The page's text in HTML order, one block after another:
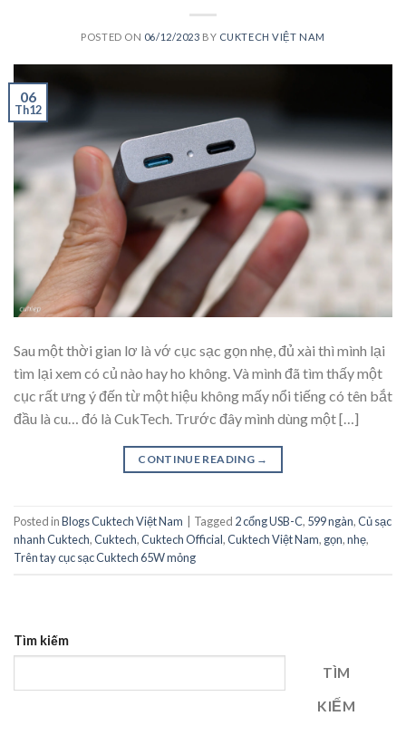
POSTED ON 06/12/2023 BY CUKTECH VIỆT NAM
06
Th12
Sau một thời gian lơ là vớ cục sạc gọn nhẹ, đủ xài thì mình lại
tìm lại xem có củ nào hay ho không. Và mình đã tìm thấy một
cục rất ưng ý đến từ một hiệu không mấy nổi tiếng có tên bắt
đầu là cu… đó là CukTech. Trước đây mình dùng một […]
CONTINUE READING →
Posted inBlogs Cuktech Việt Nam Tagged 2 cổng USB-C, 599 ngàn,Củ sạc
nhanh Cuktech,Cuktech,Cuktech Official,Cuktech Việt Nam, gọn,nhẹ,
Trên tay cục sạc Cuktech 65W mỏng
Tìm kiếm
TÌM
KIẾM